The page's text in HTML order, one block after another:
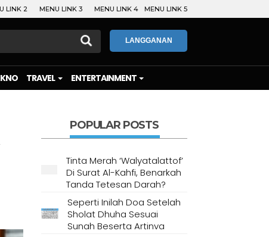
LINK 2 MENU LINK 3 MENU LINK 4 MENU LINK 5
LANGGANAN
TRAVEL ENTERTAINMENT
POPULAR POSTS
Tinta Merah ‘Walyatalattof’
Di Surat Al-Kahfi, Benarkah
Tanda Tetesan Darah?
Seperti Inilah Doa Setelah
Sholat Dhuha Sesuai
Sunah Beserta Artinya